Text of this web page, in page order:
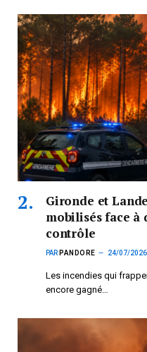
Gironde et
mobilisés face à
contrôle
PAR PANDORE 24/07/2026
Les incendies qui
encore gagné…